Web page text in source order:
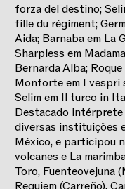
forza del destino;
fille du régiment;
Aida; Barnaba em La
Sharpless em
Bernarda Alba;
Monforte em I vespri
Selim em Il turco in
Destacado intérprete
diversas instituições
México, e participou
volcanes e La
Toro, Fuenteovejuna